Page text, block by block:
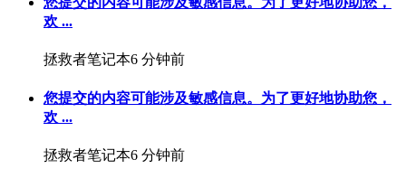
欢 ...
拯救者笔记本6 分钟前
您提交的内容可能涉及敏感信息。为了更好地协助您，
欢 ...
拯救者笔记本6 分钟前